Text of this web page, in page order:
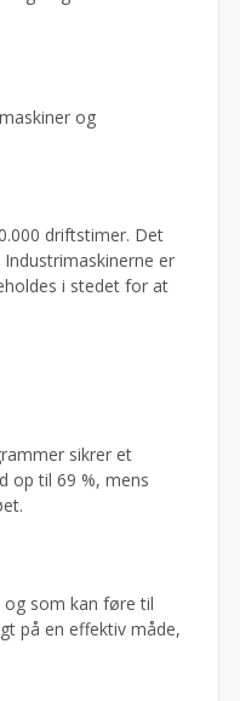
og
driftstimer. Det
er
i stedet for at
sikrer et
op til 69 %, mens
og som kan føre til
på en effektiv måde,